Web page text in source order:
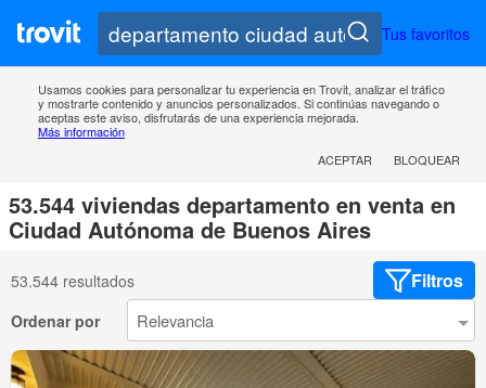
Tus favoritos
Usamos cookies para personalizar tu experiencia en Trovit, analizar el tráfico
y mostrarte contenido y anuncios personalizados. Si continúas navegando o
aceptas este aviso, disfrutarás de una experiencia mejorada.
Más información
ACEPTAR
BLOQUEAR
53.544 viviendas departamento en venta en
Ciudad Autónoma de Buenos Aires
53.544 resultados Filtros
Ordenar por